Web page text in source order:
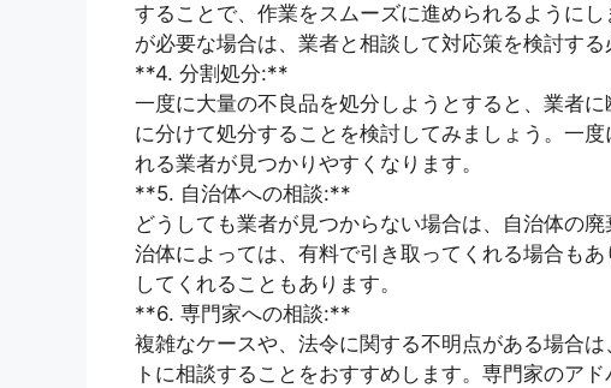
することで、作業をスムーズに進められるように
が必要な場合は、業者と相談して対応策を検討する
**4. 分割処分:**
一度に大量の不良品を処分しようとすると、業者
に分けて処分することを検討してみましょう。一
れる業者が見つかりやすくなります。
**5. 自治体への相談:**
どうしても業者が見つからない場合は、自治体の
治体によっては、有料で引き取ってくれる場合も
してくれることもあります。
**6. 専門家への相談:**
複雑なケースや、法令に関する不明点がある場合
トに相談することをおすすめします。専門家のア